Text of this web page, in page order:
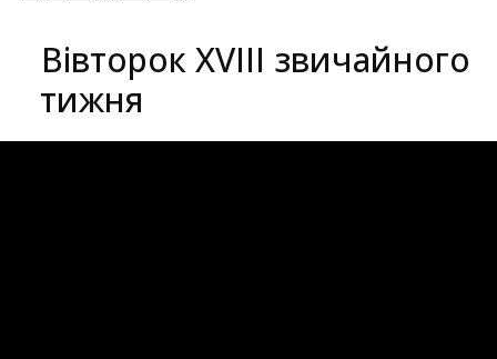
Вівторок XVIII звичайного
тижня